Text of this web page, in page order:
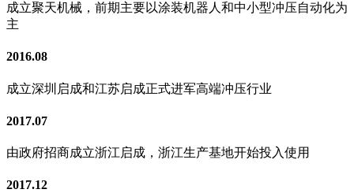
成立聚天机械，前期主要以涂装机器人和中小型冲压自动化为
主
2016.08
成立深圳启成和江苏启成正式进军高端冲压行业
2017.07
由政府招商成立浙江启成，浙江生产基地开始投入使用
2017.12